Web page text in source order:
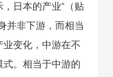
日本的产业“（贴
并非下游，而相当
变化，中游在不
。相当于中游的